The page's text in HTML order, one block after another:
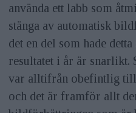
använda ett labb som
stänga av automatisk
det en del som hade
resultatet i år är snarlikt.
var alltifrån obefintlig
och det är framför allt